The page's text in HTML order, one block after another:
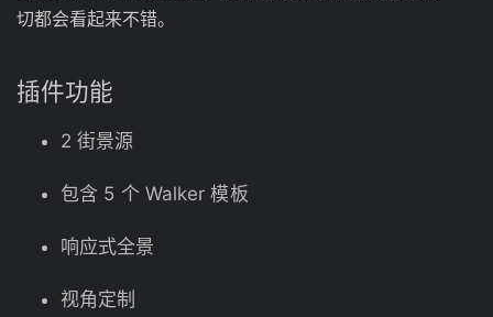
切都会看起来不错。
插件功能
2 街景源
包含 5 个 Walker 模板
响应式全景
视角定制